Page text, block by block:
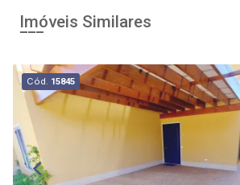
Imóveis Similares
Cód. 15845